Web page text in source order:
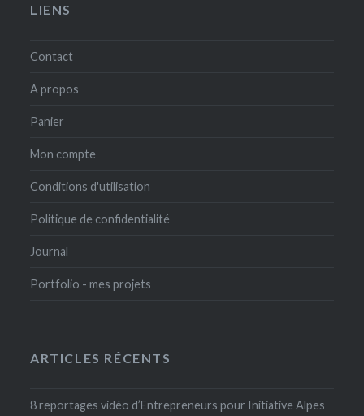
LIENS
Contact
A propos
Panier
Mon compte
Conditions d'utilisation
Politique de confidentialité
Journal
Portfolio - mes projets
ARTICLES RÉCENTS
8 reportages vidéo d’Entrepreneurs pour Initiative Alpes